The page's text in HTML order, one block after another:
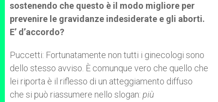
sostenendo che questo è il modo migliore per
prevenire le gravidanze indesiderate e gli aborti.
E’ d’accordo?
Puccetti: Fortunatamente non tutti i ginecologi sono
dello stesso avviso. È comunque vero che quello che
lei riporta è il riflesso di un atteggiamento diffuso
che si può riassumere nello slogan: più